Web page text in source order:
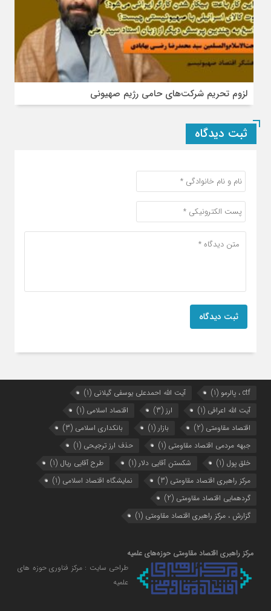
لزوم تحریم شرکت‌های حامی رژیم صهیونی
ثبت دیدگاه
ثبت دیدگاه
ctf ، پالرمو (1) آیت الله احمدعلی یوسفی گیلانی (1)
آیت الله اعرافی (1) ارز (3) اقتصاد اسلامی (1)
اقتصاد مقاومتی (2) بازار (1) بانکداری اسلامی (3)
جبهه مردمی اقتصاد مقاومتی (1) حذف ارز ترجیحی (1)
خلق پول (1) شکستن آقایی دلار (1) طرح آقایی ریال (1)
مرکز راهبری اقتصاد مقاومتی (3) نمایشگاه اقتصاد اسلامی (1)
گردهمایی اقتصاد مقاومتی (2)
گزارش ، مرکز راهبری اقتصاد مقاومتی (1)
مرکز راهبری اقتصاد مقاومتی حوزه‌های علمیه
طراحی سایت : مرکز فناوری حوزه های
علمیه